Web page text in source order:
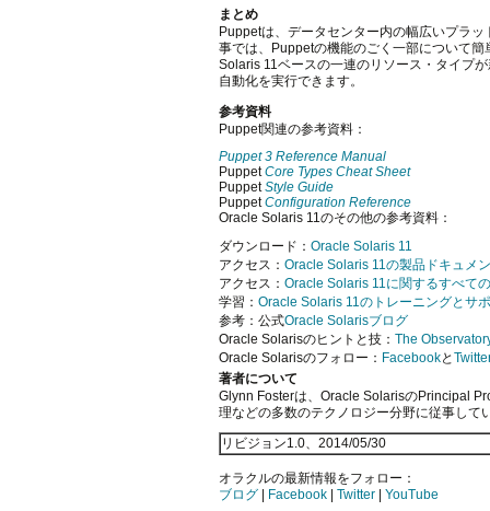
まとめ
Puppetは、データセンター内の幅広いプラ
事では、Puppetの機能のごく一部について
Solaris 11ベースの一連のリソース・タイプ
自動化を実行できます。
参考資料
Puppet関連の参考資料：
Puppet 3 Reference Manual
PuppetCore Types Cheat Sheet
PuppetStyle Guide
PuppetConfiguration Reference
Oracle Solaris 11のその他の参考資料：
ダウンロード： Oracle Solaris 11
アクセス： Oracle Solaris 11の製品ドキュメ
アクセス： Oracle Solaris 11に関するすべて
学習： Oracle Solaris 11のトレーニングとサ
参考：公式Oracle Solarisブログ
Oracle Solarisのヒントと技： The
Oracle Solarisのフォロー： Facebookと
著者について
Glynn Fosterは、Oracle SolarisのPrincipal
理などの多数のテクノロジー分野に従事して
リビジョン1.0、2014/05/30
オラクルの最新情報をフォロー：
ブログ | Facebook | Twitter | YouTube